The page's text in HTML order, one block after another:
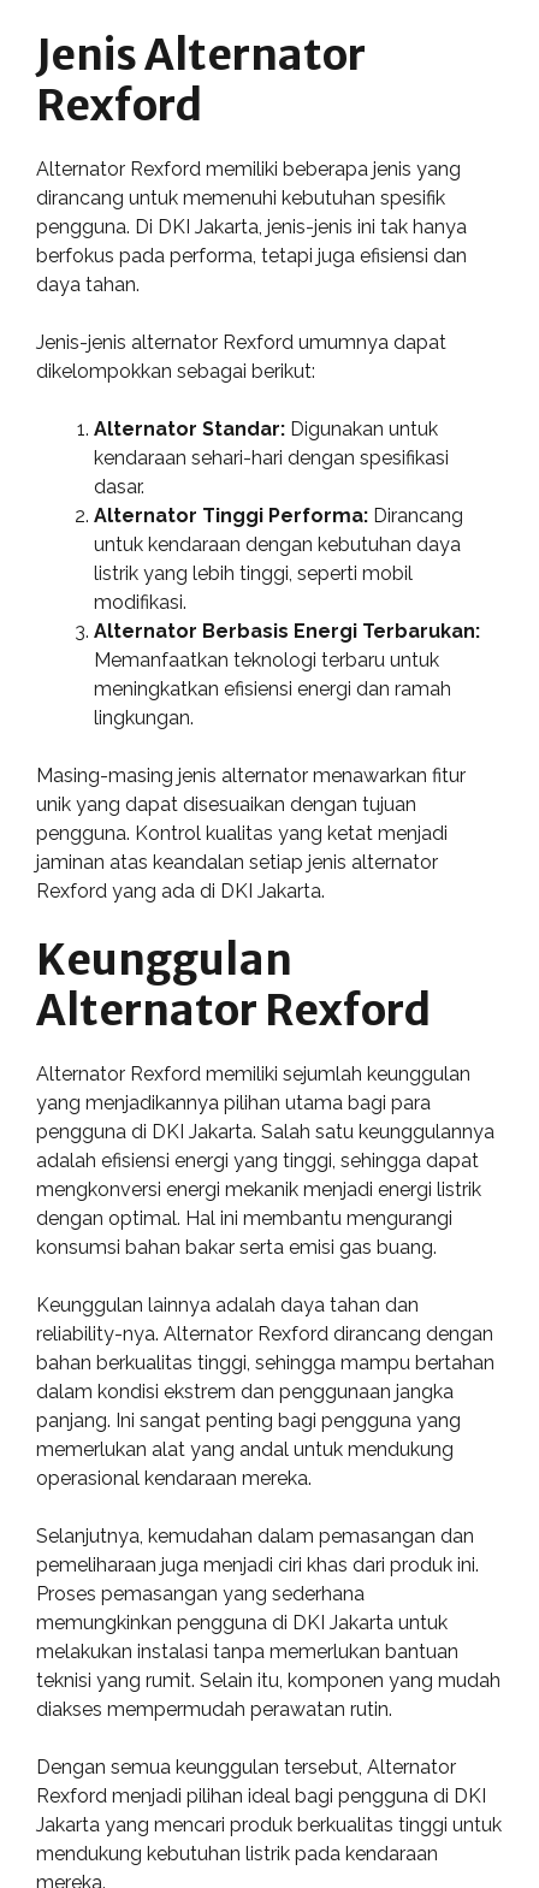
Jenis Alternator
Rexford
Alternator Rexford memiliki beberapa jenis yang
dirancang untuk memenuhi kebutuhan spesifik
pengguna. Di DKI Jakarta, jenis-jenis ini tak hanya
berfokus pada performa, tetapi juga efisiensi dan
daya tahan.
Jenis-jenis alternator Rexford umumnya dapat
dikelompokkan sebagai berikut:
Alternator Standar: Digunakan untuk
kendaraan sehari-hari dengan spesifikasi
dasar.
Alternator Tinggi Performa: Dirancang
untuk kendaraan dengan kebutuhan daya
listrik yang lebih tinggi, seperti mobil
modifikasi.
Alternator Berbasis Energi Terbarukan:
Memanfaatkan teknologi terbaru untuk
meningkatkan efisiensi energi dan ramah
lingkungan.
Masing-masing jenis alternator menawarkan fitur
unik yang dapat disesuaikan dengan tujuan
pengguna. Kontrol kualitas yang ketat menjadi
jaminan atas keandalan setiap jenis alternator
Rexford yang ada di DKI Jakarta.
Keunggulan
Alternator Rexford
Alternator Rexford memiliki sejumlah keunggulan
yang menjadikannya pilihan utama bagi para
pengguna di DKI Jakarta. Salah satu keunggulannya
adalah efisiensi energi yang tinggi, sehingga dapat
mengkonversi energi mekanik menjadi energi listrik
dengan optimal. Hal ini membantu mengurangi
konsumsi bahan bakar serta emisi gas buang.
Keunggulan lainnya adalah daya tahan dan
reliability-nya. Alternator Rexford dirancang dengan
bahan berkualitas tinggi, sehingga mampu bertahan
dalam kondisi ekstrem dan penggunaan jangka
panjang. Ini sangat penting bagi pengguna yang
memerlukan alat yang andal untuk mendukung
operasional kendaraan mereka.
Selanjutnya, kemudahan dalam pemasangan dan
pemeliharaan juga menjadi ciri khas dari produk ini.
Proses pemasangan yang sederhana
memungkinkan pengguna di DKI Jakarta untuk
melakukan instalasi tanpa memerlukan bantuan
teknisi yang rumit. Selain itu, komponen yang mudah
diakses mempermudah perawatan rutin.
Dengan semua keunggulan tersebut, Alternator
Rexford menjadi pilihan ideal bagi pengguna di DKI
Jakarta yang mencari produk berkualitas tinggi untuk
mendukung kebutuhan listrik pada kendaraan
mereka.